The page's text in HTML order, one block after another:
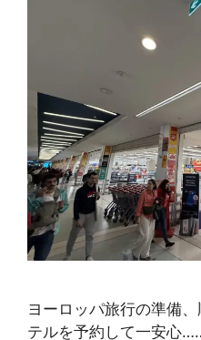
ヨーロッパ旅行の準備
テルを予約して一安心